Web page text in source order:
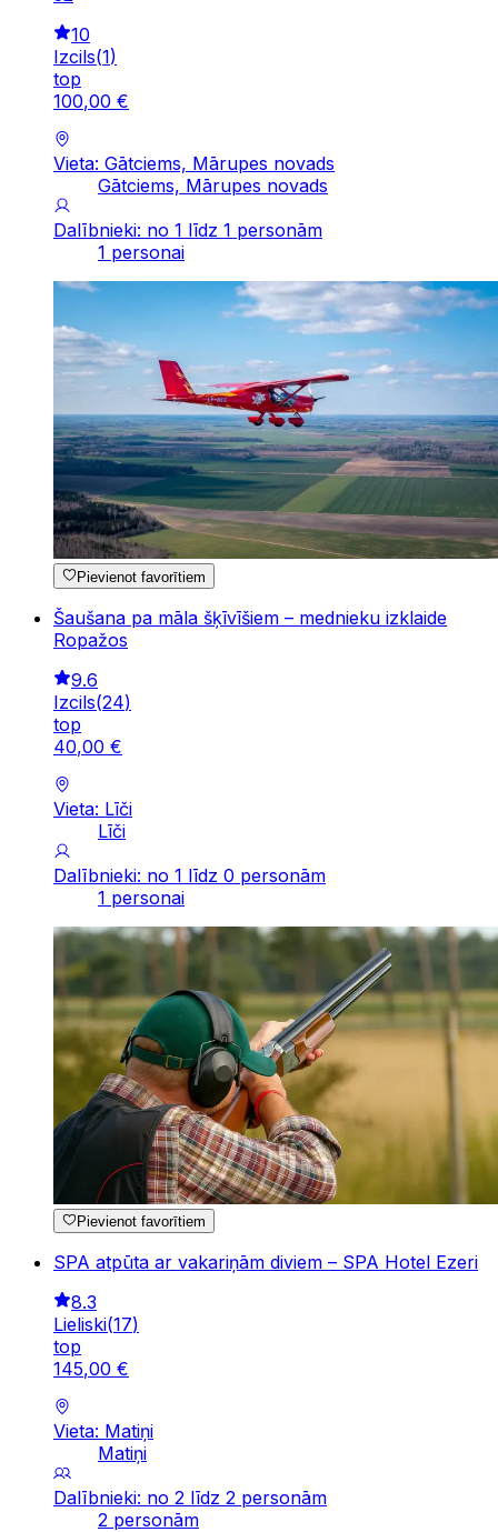
10
Izcils(1)
top
100,00 €
Vieta: Gātciems, Mārupes novads
Gātciems, Mārupes novads
Dalībnieki: no 1 līdz 1 personām
1 personai
Pievienot favorītiem
Šaušana pa māla šķīvīšiem – mednieku izklaide
Ropažos
9.6
Izcils(24)
top
40,00 €
Vieta: Līči
Līči
Dalībnieki: no 1 līdz 0 personām
1 personai
Pievienot favorītiem
SPA atpūta ar vakariņām diviem – SPA Hotel Ezeri
8.3
Lieliski(17)
top
145,00 €
Vieta: Matiņi
Matiņi
Dalībnieki: no 2 līdz 2 personām
2 personām